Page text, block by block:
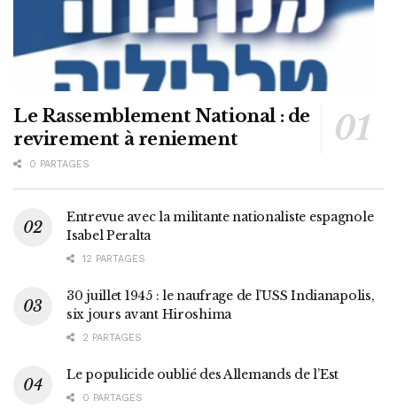
Le Rassemblement National : de
revirement à reniement
0 PARTAGES
Entrevue avec la militante nationaliste espagnole
Isabel Peralta
12 PARTAGES
30 juillet 1945 : le naufrage de l’USS Indianapolis,
six jours avant Hiroshima
2 PARTAGES
Le populicide oublié des Allemands de l’Est
0 PARTAGES